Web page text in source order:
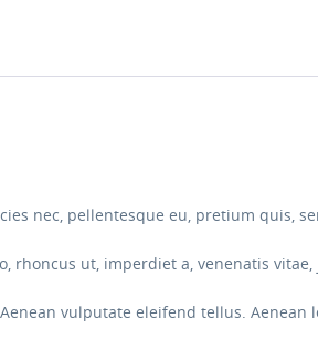
nec, pellentesque eu, pretium quis,
rhoncus ut, imperdiet a, venenatis vitae,
vulputate eleifend tellus. Aenean